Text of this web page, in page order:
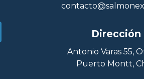
Dirección
Antonio Varas 55,
Puerto Montt,